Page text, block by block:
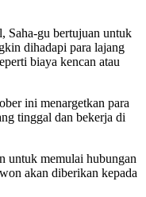
Saha-gu bertujuan untuk
dihadapi para lajang
biaya kencan atau
ini menargetkan para
tinggal dan bekerja di
untuk memulai hubungan
akan diberikan kepada